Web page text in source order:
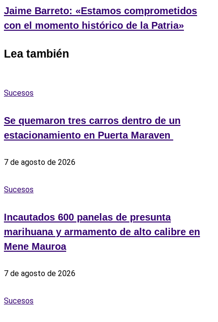
Jaime Barreto: «Estamos comprometidos
con el momento histórico de la Patria»
Lea también
Sucesos
Se quemaron tres carros dentro de un
estacionamiento en Puerta Maraven ‎
7 de agosto de 2026
Sucesos
Incautados 600 panelas de presunta
marihuana y armamento de alto calibre en
Mene Mauroa
7 de agosto de 2026
Sucesos